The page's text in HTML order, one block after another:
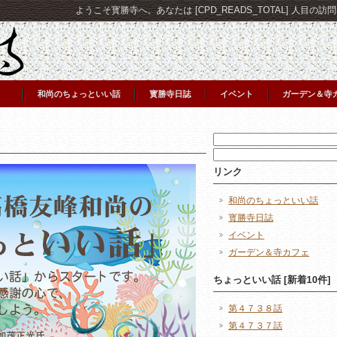
ようこそ寳勝寺へ。あなたは [CPD_READS_TOTAL] 人目の訪
和尚のちょっといい話 寳勝寺日誌 イベント ガーデン＆寺
索:
索:
リンク
和尚のちょっといい話
寳勝寺日誌
イベント
ガーデン＆寺カフェ
ちょっといい話 [新着10件]
第４７３８話
第４７３７話